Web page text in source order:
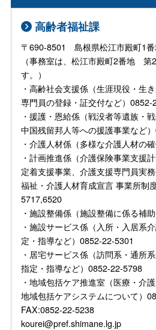
高齢者福祉課
〒690-8501 島根県松江市殿町1
（事務室は、松江市殿町2番地 第
す。）
・高齢社会支援係（生涯現役・生
専門員の登録・証交付など）0852-
・援護・恩給係（戦没者等遺族・
中国残留邦人等への援護事業など
・介護人材係（多様な介護人材の
・計画推進係（介護保険事業支援
定着支援事業、介護支援専門員実
福祉・介護人材育成宣言 事業所制
5717,6520
・施設整備係（施設整備に係る補助
・施設サービス係（入所・入居系
定・指導など）0852-22-5301
・居宅サービス係（訪問系・通所
指定・指導など）0852-22-5798
・地域包括ケア推進室（医療・介
地域包括ケアシステムについて）
FAX:0852-22-5238
kourei@pref.shimane.lg.jp